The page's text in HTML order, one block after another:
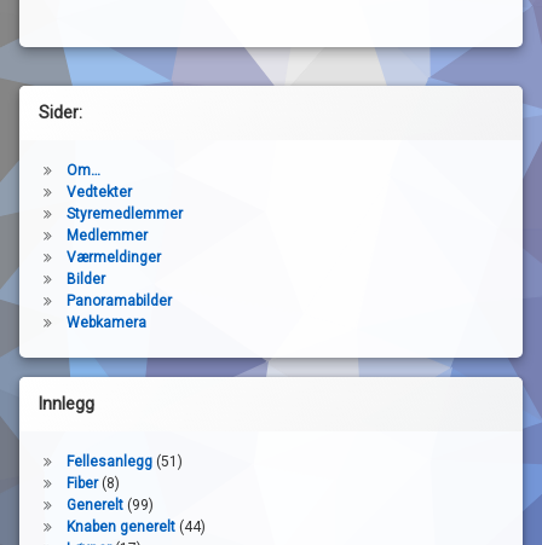
Sider:
Om…
Vedtekter
Styremedlemmer
Medlemmer
Værmeldinger
Bilder
Panoramabilder
Webkamera
Innlegg
Fellesanlegg(51)
Fiber(8)
Generelt(99)
Knaben generelt(44)